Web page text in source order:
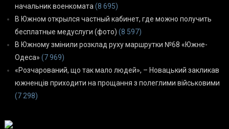
начальник военкомата (8 695)
В Южном открылся частный кабинет, где можно получить
бесплатные медуслуги (фото) (8 597)
В Южному змінили розклад руху маршрутки №68 «Южне-
Одеса» (7 969)
«Розчарований, що так мало людей», – Новацький закликав
южненців приходити на прощання з полеглими військовими
(7 298)